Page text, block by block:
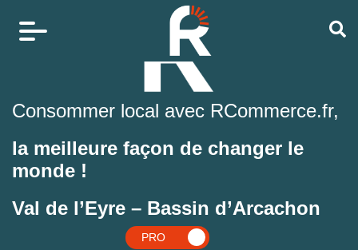
Consommer local avec RCommerce.fr,
la meilleure façon de changer le
monde !
Val de l’Eyre – Bassin d’Arcachon
PRO